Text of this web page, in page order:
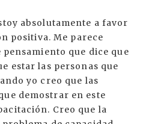
absolutamente a favor
positiva. Me parece
que dice que
estar las personas que
yo creo que las
demostrar en este
Creo que la